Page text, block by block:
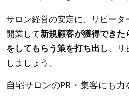
サロン経営の安定に、リピータ
開業して新規顧客が獲得できた
をしてもらう策を打ち出し 、リ
しましょう。
自宅サロンのPR・集客にも力